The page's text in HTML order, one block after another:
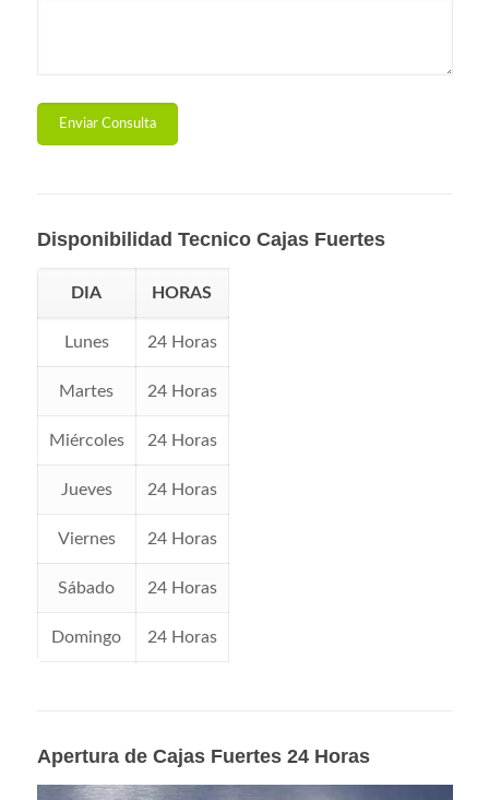
Disponibilidad Tecnico Cajas Fuertes
DIA HORAS
Lunes 24 Horas
Martes 24 Horas
Miércoles 24 Horas
Jueves 24 Horas
Viernes 24 Horas
Sábado 24 Horas
Domingo 24 Horas
Apertura de Cajas Fuertes 24 Horas